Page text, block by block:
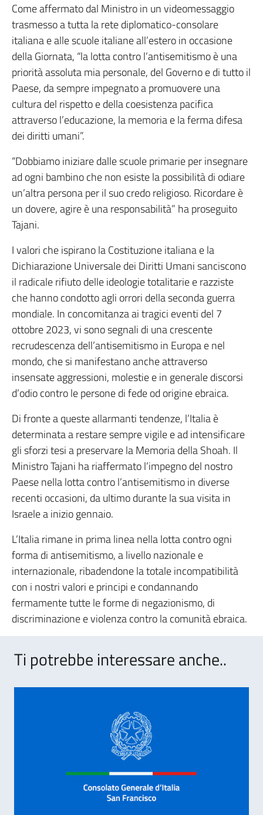
Come affermato dal Ministro in un videomessaggio
trasmesso a tutta la rete diplomatico-consolare
italiana e alle scuole italiane all’estero in occasione
della Giornata, “la lotta contro l’antisemitismo è una
priorità assoluta mia personale, del Governo e di tutto il
Paese, da sempre impegnato a promuovere una
cultura del rispetto e della coesistenza pacifica
attraverso l’educazione, la memoria e la ferma difesa
dei diritti umani”.
“Dobbiamo iniziare dalle scuole primarie per insegnare
ad ogni bambino che non esiste la possibilità di odiare
un’altra persona per il suo credo religioso. Ricordare è
un dovere, agire è una responsabilità” ha proseguito
Tajani.
I valori che ispirano la Costituzione italiana e la
Dichiarazione Universale dei Diritti Umani sanciscono
il radicale rifiuto delle ideologie totalitarie e razziste
che hanno condotto agli orrori della seconda guerra
mondiale. In concomitanza ai tragici eventi del 7
ottobre 2023, vi sono segnali di una crescente
recrudescenza dell’antisemitismo in Europa e nel
mondo, che si manifestano anche attraverso
insensate aggressioni, molestie e in generale discorsi
d’odio contro le persone di fede od origine ebraica.
Di fronte a queste allarmanti tendenze, l’Italia è
determinata a restare sempre vigile e ad intensificare
gli sforzi tesi a preservare la Memoria della Shoah. Il
Ministro Tajani ha riaffermato l’impegno del nostro
Paese nella lotta contro l’antisemitismo in diverse
recenti occasioni, da ultimo durante la sua visita in
Israele a inizio gennaio.
L’Italia rimane in prima linea nella lotta contro ogni
forma di antisemitismo, a livello nazionale e
internazionale, ribadendone la totale incompatibilità
con i nostri valori e principi e condannando
fermamente tutte le forme di negazionismo, di
discriminazione e violenza contro la comunità ebraica.
Ti potrebbe interessare anche..